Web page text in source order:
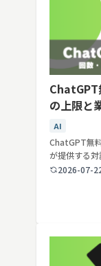
ChatGPT
の上限と
年最新】
AI
ChatGPT無
が提供する
2026-07-